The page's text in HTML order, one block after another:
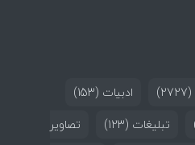
(2727) ادبیات (153)
تبلیغات (123)
تصاویر